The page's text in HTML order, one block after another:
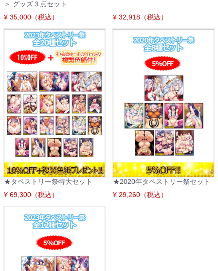
＞ グッズ３点セット
¥ 35,000（税込）
¥ 32,918（税込）
★タペストリー祭特大セット
¥ 69,300（税込）
★2020年タペストリー祭セット
¥ 29,260（税込）